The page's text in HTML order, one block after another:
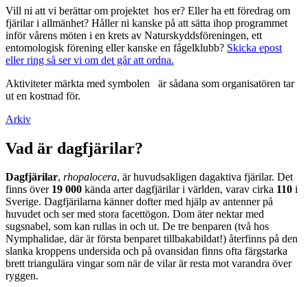
Vill ni att vi berättar om projektet hos er? Eller ha ett föredrag om
fjärilar i allmänhet? Håller ni kanske på att sätta ihop programmet
inför vårens möten i en krets av Naturskyddsföreningen, ett
entomologisk förening eller kanske en fågelklubb? Skicka epost
eller ring så ser vi om det går att ordna.
Aktiviteter märkta med symbolen
är sådana som organisatören tar
ut en kostnad för.
Arkiv
Vad är dagfjärilar?
Dagfjärilar, rhopalocera, är huvudsakligen dagaktiva fjärilar. Det
finns över 19 000 kända arter dagfjärilar i världen, varav cirka 110 i
Sverige. Dagfjärilarna känner dofter med hjälp av antenner på
huvudet och ser med stora facettögon. Dom äter nektar med
sugsnabel, som kan rullas in och ut. De tre benparen (två hos
Nymphalidae, där är första benparet tillbakabildat!) återfinns på den
slanka kroppens undersida och på ovansidan finns ofta färgstarka
brett triangulära vingar som när de vilar är resta mot varandra över
ryggen.